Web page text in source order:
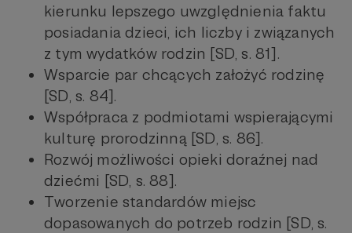
kierunku lepszego uwzględnienia faktu
posiadania dzieci, ich liczby i związanych
z tym wydatków rodzin [SD, s. 81].
Wsparcie par chcących założyć rodzinę
[SD, s. 84].
Współpraca z podmiotami wspierającymi
kulturę prorodzinną [SD, s. 86].
Rozwój możliwości opieki doraźnej nad
dziećmi [SD, s. 88].
Tworzenie standardów miejsc
dopasowanych do potrzeb rodzin [SD, s.